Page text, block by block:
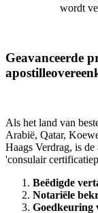
wordt
Geavanceerde
Als het land van
Arabië, Qatar,
Haags Verdrag, is
'consulair
Beëdigde
Notariële
Goedkeuring